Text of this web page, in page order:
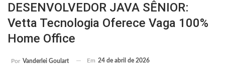
DESENVOLVEDOR JAVA SÊNIOR:
Vetta Tecnologia Oferece Vaga 100%
Home Office
Por Vanderlei Goulart Em 24 de abril de 2026